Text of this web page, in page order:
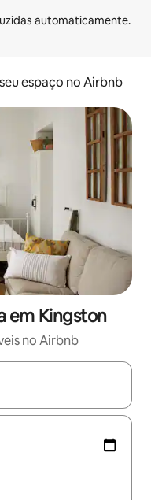
espaço no Airbnb
em Kingston
no Airbnb
explore-os